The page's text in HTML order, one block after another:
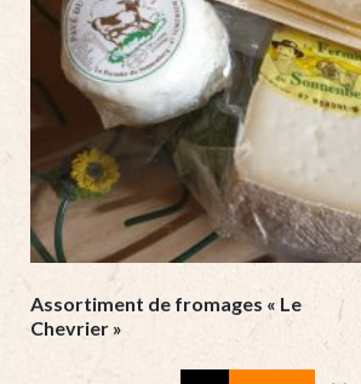
Assortiment de fromages « Le
Chevrier »